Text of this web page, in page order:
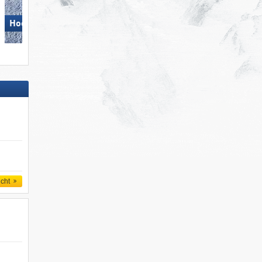
Hochzillertal
Sulden am Ortler (Solda